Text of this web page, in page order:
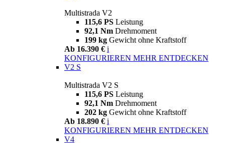
Multistrada V2
115,6 PS Leistung
92,1 Nm Drehmoment
199 kg Gewicht ohne Kraftstoff
Ab 16.390 € i
KONFIGURIEREN MEHR ENTDECKEN
V2 S
Multistrada V2 S
115,6 PS Leistung
92,1 Nm Drehmoment
202 kg Gewicht ohne Kraftstoff
Ab 18.890 € i
KONFIGURIEREN MEHR ENTDECKEN
V4